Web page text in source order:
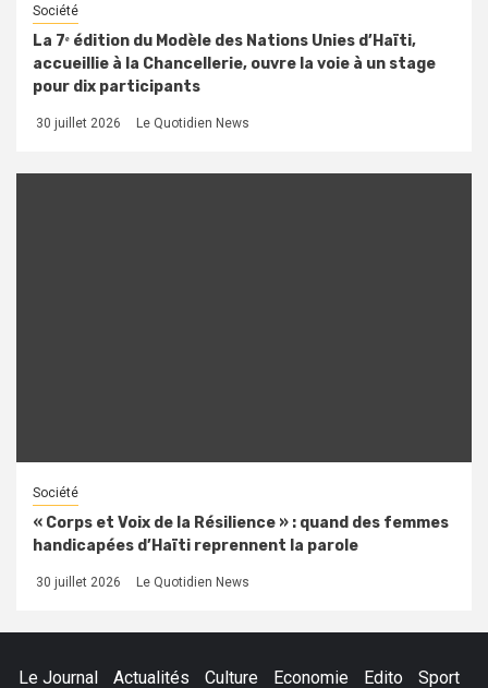
Société
La 7ᵉ édition du Modèle des Nations Unies d’Haïti,
accueillie à la Chancellerie, ouvre la voie à un stage
pour dix participants
30 juillet 2026 Le Quotidien News
Société
« Corps et Voix de la Résilience » : quand des femmes
handicapées d’Haïti reprennent la parole
30 juillet 2026 Le Quotidien News
Le Journal Actualités Culture Economie Edito Sport